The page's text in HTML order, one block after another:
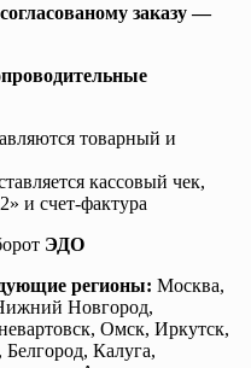
заказу —
товарный и
кассовый чек,
и счет-фактура
ЭДО
регионы: Москва,
Новгород,
Омск, Иркутск,
Калуга,